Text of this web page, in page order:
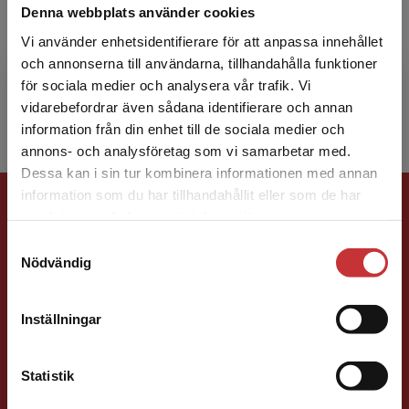
Denna webbplats använder cookies
Vi använder enhetsidentifierare för att anpassa innehållet
och annonserna till användarna, tillhandahålla funktioner
för sociala medier och analysera vår trafik. Vi
vidarebefordrar även sådana identifierare och annan
information från din enhet till de sociala medier och
annons- och analysföretag som vi samarbetar med.
Dessa kan i sin tur kombinera informationen med annan
information som du har tillhandahållit eller som de har
Nödvändig
Inställningar
Statistik
Begränsad fraktregion
Det verkar som att du besöker
studentlitteratur.se via en enhet utanför Sverige.
Vi erbjuder inte leveranser utanför Sverige. För
att kunna slutföra ett köp måste
Jonas Ammenberg har sedan flera år varit
anställd vid Avdelningen för industriell
miljöteknik vid Linköpings universitet. Han har
arbetat med inför...
Förlagskontakt